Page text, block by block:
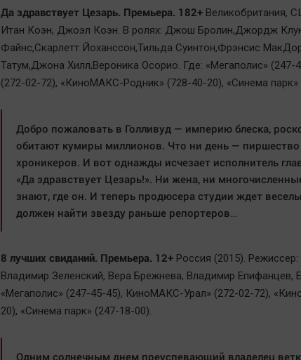
Да здравствует Цезарь. Премьера. 182+Великобритания,
Итан Коэн, Джоэл Коэн. В ролях: Джош Бролин,Джордж
Файнс,Скарлетт Йоханссон,Тильда Суинтон,Фрэнсис
Татум,Джона Хилл,Вероника Осорио. Где: «Мегаполис»
(272-02-72), «КиноМАКС-Родник» (728-40-20), «Синема парк»
Добро пожаловать в Голливуд — империю блеска,
обитают кумиры миллионов. Что ни день — пиршество
хроникеров. И вот однажды исчезает исполнитель
«Да здравствует Цезарь!». Ни жена, ни
знают, где он. И теперь продюсера студии ждет
должен найти звезду раньше репортеров…
8 лучших свиданий. Премьера. 12+Россия (2015).
Владимир Зеленский, Вера Брежнева, Владимир Епифанцев,
«Мегаполис» (247-45-45), КиноМАКС-Урал» (272-02-72),
20), «Синема парк» (247-18-00).
Одним солнечным днем преуспевающий владелец